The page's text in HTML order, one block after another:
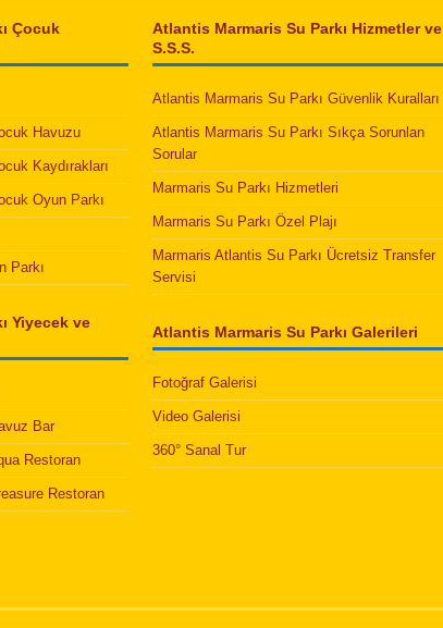
Çocuk
Havuzu
Kaydırakları
Oyun Parkı
Parkı
Yiyecek ve
Bar
Restoran
Restoran
Atlantis Marmaris Su Parkı Hizmetler ve
S.S.S.
Atlantis Marmaris Su Parkı Güvenlik Kuralları
Atlantis Marmaris Su Parkı Sıkça Sorunlan
Sorular
Marmaris Su Parkı Hizmetleri
Marmaris Su Parkı Özel Plajı
Marmaris Atlantis Su Parkı Ücretsiz Transfer
Servisi
Atlantis Marmaris Su Parkı Galerileri
Fotoğraf Galerisi
Video Galerisi
360° Sanal Tur